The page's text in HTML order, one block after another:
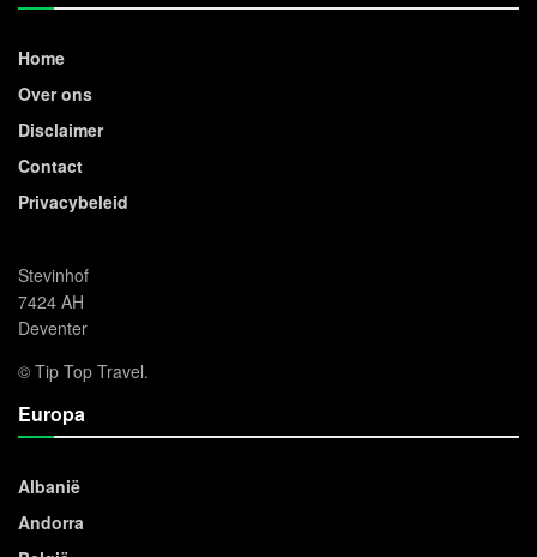
Home
Over ons
Disclaimer
Contact
Privacybeleid
Stevinhof
7424 AH
Deventer
© Tip Top Travel.
Europa
Albanië
Andorra